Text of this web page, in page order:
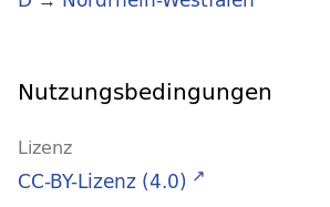
Nutzungsbedingungen
Lizenz
CC-BY-Lizenz (4.0)